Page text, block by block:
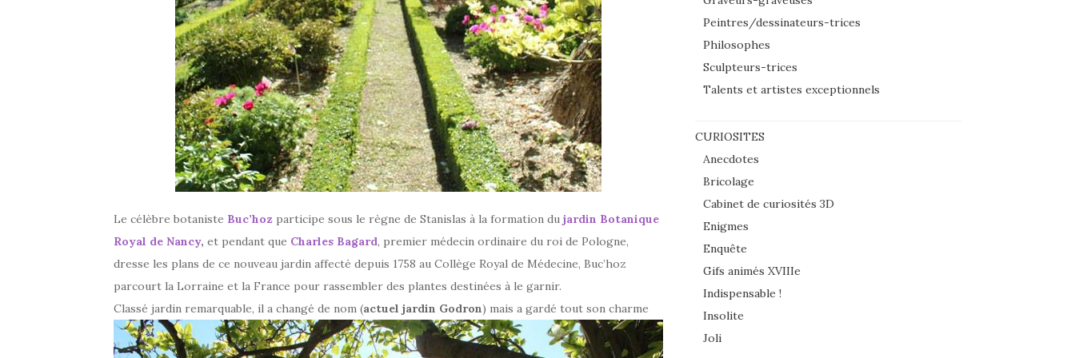
Le célèbre botaniste Buc’hoz participe sous le règne de Stanislas à la formation du jardin Botanique
Royal de Nancy, et pendant que Charles Bagard, premier médecin ordinaire du roi de Pologne,
dresse les plans de ce nouveau jardin affecté depuis 1758 au Collège Royal de Médecine, Buc’hoz
parcourt la Lorraine et la France pour rassembler des plantes destinées à le garnir.
Classé jardin remarquable, il a changé de nom (actuel jardin Godron) mais a gardé tout son charme
Peintres/dessinateurs-trices
Philosophes
Sculpteurs-trices
Talents et artistes exceptionnels
CURIOSITES
Anecdotes
Bricolage
Cabinet de curiosités 3D
Enigmes
Enquête
Gifs animés XVIIIe
Indispensable !
Insolite
Joli